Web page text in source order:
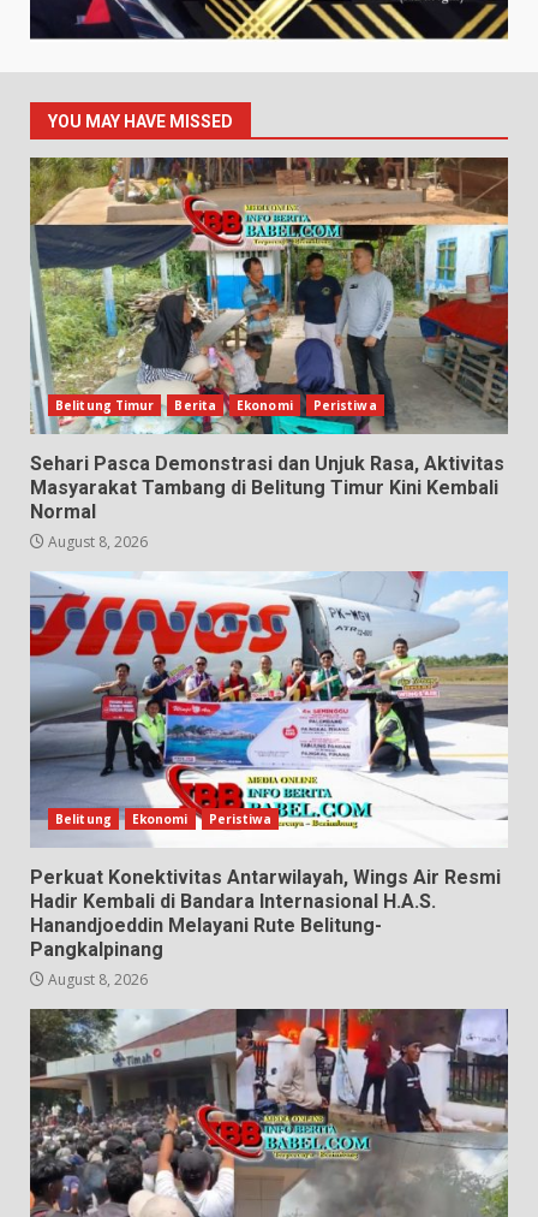
YOU MAY HAVE MISSED
Belitung Timur Berita Ekonomi Peristiwa
Sehari Pasca Demonstrasi dan Unjuk Rasa, Aktivitas
Masyarakat Tambang di Belitung Timur Kini Kembali
Normal
August 8, 2026
Belitung Ekonomi Peristiwa
Perkuat Konektivitas Antarwilayah, Wings Air Resmi
Hadir Kembali di Bandara Internasional H.A.S.
Hanandjoeddin Melayani Rute Belitung-
Pangkalpinang
August 8, 2026